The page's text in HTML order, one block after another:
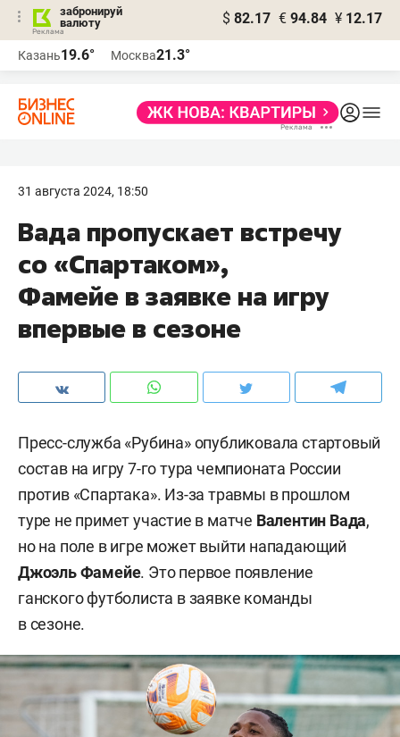
забронируй
валюту
$ 82.17 € 94.84 ¥ 12.17
Казань19.6° Москва21.3°
31 августа 2024, 18:50
Вада пропускает встречу
со «Спартаком»,
Фамейе в заявке на игру
впервые в сезоне
Пресс-служба «Рубина» опубликовала стартовый
состав на игру 7-го тура чемпионата России
против «Спартака». Из-за травмы в прошлом
туре не примет участие в матче Валентин Вада,
но на поле в игре может выйти нападающий
Джоэль Фамейе. Это первое появление
ганского футболиста в заявке команды
в сезоне.